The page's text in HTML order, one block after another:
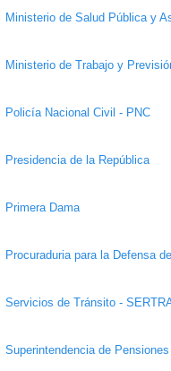
Ministerio de Salud Pública y
Ministerio de Trabajo y
Policía Nacional Civil - PNC
Presidencia de la República
Primera Dama
Procuraduria para la Defensa
Servicios de Tránsito -
Superintendencia de Pensiones